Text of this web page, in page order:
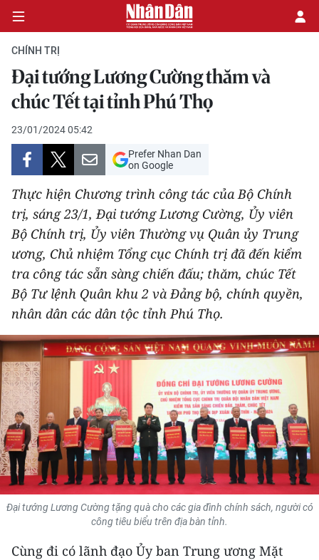
CHÍNH TRỊ
KINH TẾ
VĂN HÓA
XÃ HỘI
PHÁP LUẬT
DU LỊCH
THẾ GIỚI
THỂ THAO
GIÁO DỤC
Y TẾ
KHOA HỌC - CÔNG NGHỆ
MÔI TRƯỜNG
BẠN ĐỌC
KIỂM CHỨNG THÔNG TIN
CHÍNH TRỊ
Đại tướng Lương Cường thăm và
chúc Tết tại tỉnh Phú Thọ
23/01/2024 05:42
Prefer Nhan Dan
on Google
Thực hiện Chương trình công tác của Bộ Chính
trị, sáng 23/1, Đại tướng Lương Cường, Ủy viên
Bộ Chính trị, Ủy viên Thường vụ Quân ủy Trung
ương, Chủ nhiệm Tổng cục Chính trị đã đến kiểm
tra công tác sẵn sàng chiến đấu; thăm, chúc Tết
Bộ Tư lệnh Quân khu 2 và Đảng bộ, chính quyền,
nhân dân các dân tộc tỉnh Phú Thọ.
Đại tướng Lương Cường tặng quà cho các gia đình chính sách, người có
công tiêu biểu trên địa bàn tỉnh.
Cùng đi có lãnh đạo Ủy ban Trung ương Mặt